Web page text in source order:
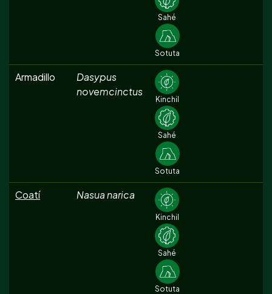
Sahé
Sotuta
Armadillo
Dasypus
novemcinctus
Kinchil
Sahé
Sotuta
Coatí Nasua narica
Kinchil
Sahé
Sotuta